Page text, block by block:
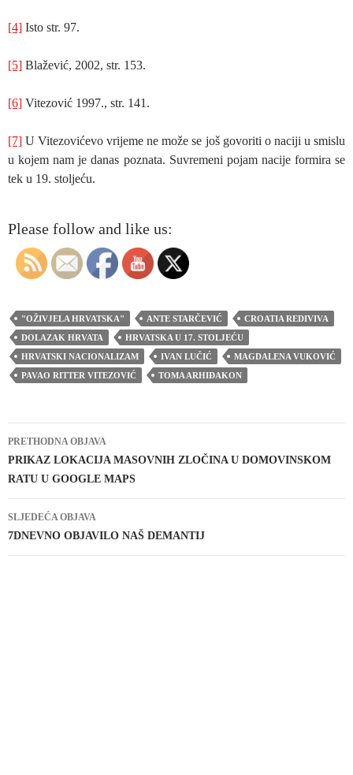
[4] Isto str. 97.
[5] Blažević, 2002, str. 153.
[6] Vitezović 1997., str. 141.
[7] U Vitezovićevo vrijeme ne može se još govoriti o naciji u smislu
u kojem nam je danas poznata. Suvremeni pojam nacije formira se
tek u 19. stoljeću.
Please follow and like us:
"OŽIVJELA HRVATSKA" ANTE STARČEVIĆ
CROATIA REDIVIVA
DOLAZAK HRVATA
HRVATSKA U 17. STOLJEĆU
HRVATSKI NACIONALIZAM
IVAN LUČIĆ
MAGDALENA VUKOVIĆ
PAVAO RITTER VITEZOVIĆ
TOMA ARHIĐAKON
Navigacija
objava
PRETHODNA OBJAVA
PRIKAZ LOKACIJA MASOVNIH ZLOČINA U DOMOVINSKOM
RATU U GOOGLE MAPS
SLJEDEĆA OBJAVA
7DNEVNO OBJAVILO NAŠ DEMANTIJ